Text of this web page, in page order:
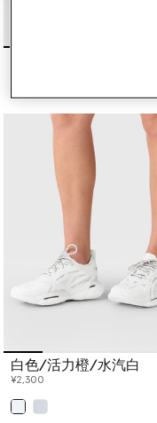
白色/活力橙/水汽白
¥2,300